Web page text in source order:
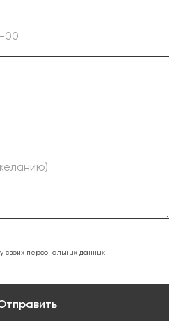
своих персональных данных